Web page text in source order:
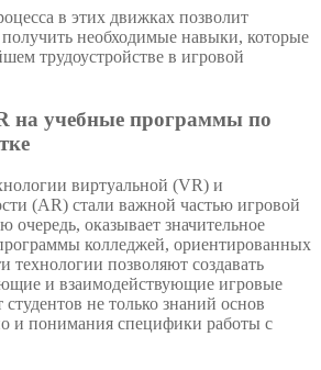
в этих движках позволит
необходимые навыки, которые
трудоустройстве в игровой
на учебные программы по
виртуальной (VR) и
(AR) стали важной частью игровой
очередь, оказывает значительное
колледжей, ориентированных
технологии позволяют создавать
и взаимодействующие игровые
не только знаний основ
и понимания специфики работы с